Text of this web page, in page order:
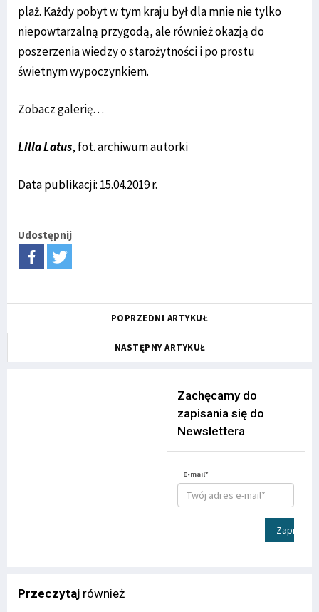
plaż. Każdy pobyt w tym kraju był dla mnie nie tylko
niepowtarzalną przygodą, ale również okazją do
poszerzenia wiedzy o starożytności i po prostu
świetnym wypoczynkiem.
Zobacz galerię…
Lilla Latus, fot. archiwum autorki
Data publikacji: 15.04.2019 r.
Udostępnij
POPRZEDNI ARTYKUŁ
NASTĘPNY ARTYKUŁ
Zachęcamy do
zapisania się do
Newslettera
E-mail*
Zapisz
Przeczytaj również